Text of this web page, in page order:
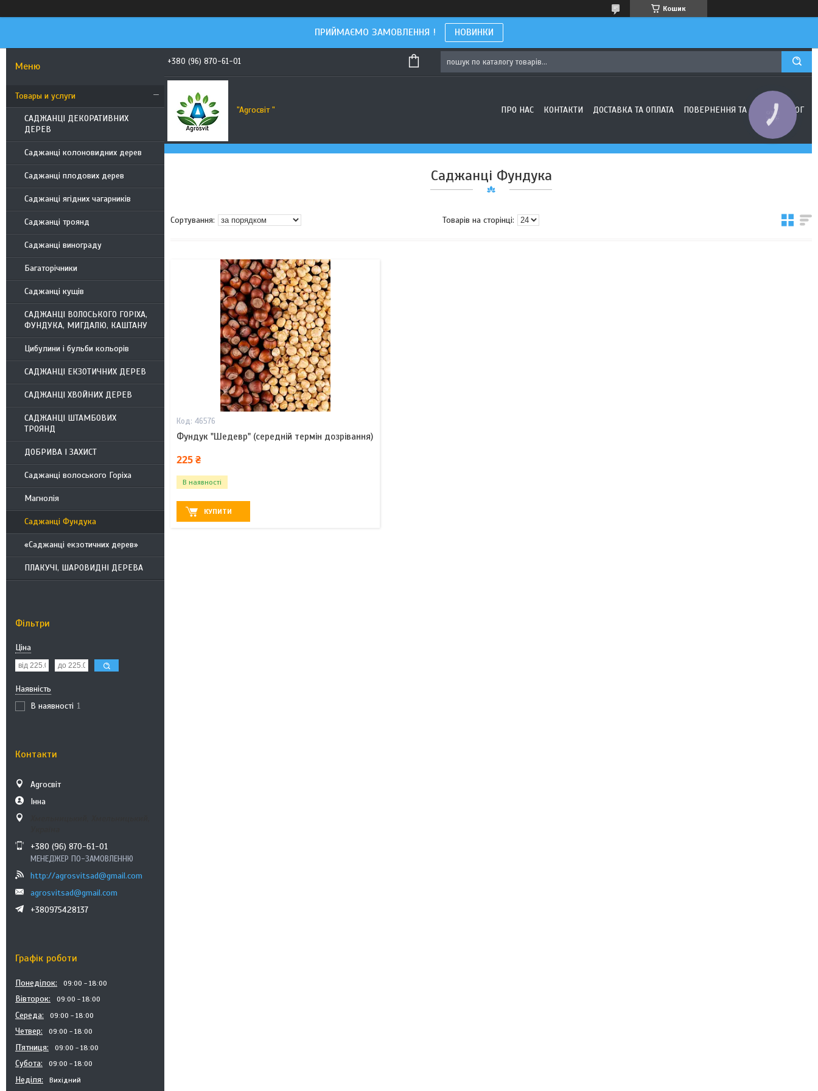
Кошик
ПРИЙМАЄМО ЗАМОВЛЕННЯ ! НОВИНКИ
Товары и услуги
САДЖАНЦІ ДЕКОРАТИВНИХ
ДЕРЕВ
Саджанці колоновидних дерев
Саджанці плодових дерев
Саджанці ягідних чагарників
Саджанці троянд
Саджанці винограду
Багаторічники
Саджанці кущів
САДЖАНЦІ ВОЛОСЬКОГО ГОРІХА,
ФУНДУКА, МИГДАЛЮ, КАШТАНУ
Цибулини і бульби кольорів
САДЖАНЦІ ЕКЗОТИЧНИХ ДЕРЕВ
САДЖАНЦІ ХВОЙНИХ ДЕРЕВ
САДЖАНЦІ ШТАМБОВИХ
ТРОЯНД
ДОБРИВА І ЗАХИСТ
Саджанці волоського Горіха
Магнолія
Саджанці Фундука
«Саджанці екзотичних дерев»
ПЛАКУЧІ, ШАРОВИДНІ ДЕРЕВА
Фільтри
Ціна
Наявність
В наявності 1
Контакти
Аgroсвіт
Інна
+380 (96) 870-61-01
МЕНЕДЖЕР ПО-ЗАМОВЛЕННЮ
http://agrosvitsad@gmail.com
agrosvitsad@gmail.com
+380975428137
Графік роботи
Понеділок 09:00 18:00
Вівторок 09:00 18:00
Середа 09:00 18:00
Четвер 09:00 18:00
Пʼятниця 09:00 18:00
Субота 09:00 18:00
Неділя Вихідний
+380 (96) 870-61-01
"Agroсвiт " ПРО НАС КОНТАКТИ ДОСТАВКА ТА ОПЛАТА ПОВЕРНЕННЯ ТА ОБМІН БЛОГ
Саджанці Фундука
46576
Фундук "Шедевр" (середній термін дозрівання)
225 ₴
В наявності
КУПИТИ
КНОПКА
ЗВ'ЯЗКУ